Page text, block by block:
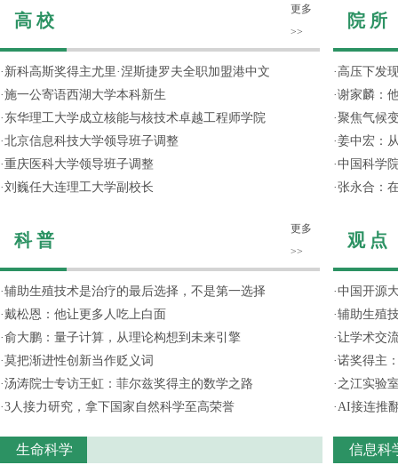
高 校
更多
>>
· 新科高斯奖得主尤里·涅斯捷罗夫全职加盟港中文
·施一公寄语西湖大学本科新生
· 东华理工大学成立核能与核技术卓越工程师学院
·北京信息科技大学领导班子调整
·重庆医科大学领导班子调整
·刘巍任大连理工大学副校长
科 普
更多
>>
·辅助生殖技术是治疗的最后选择，不是第一选择
·戴松恩：他让更多人吃上白面
·俞大鹏：量子计算，从理论构想到未来引擎
·莫把渐进性创新当作贬义词
·汤涛院士专访王虹：菲尔兹奖得主的数学之路
·3人接力研究，拿下国家自然科学至高荣誉
生命科学
院 所
· 高压下发
·谢家麟：
·聚焦气候
·姜中宏：
·中国科学
·张永合：
观 点
·中国开源
·辅助生殖
·让学术交
·诺奖得主
· 之江实验
·AI接连推
信息科